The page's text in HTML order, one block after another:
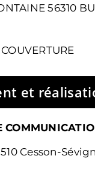
56310
et
Cesson-